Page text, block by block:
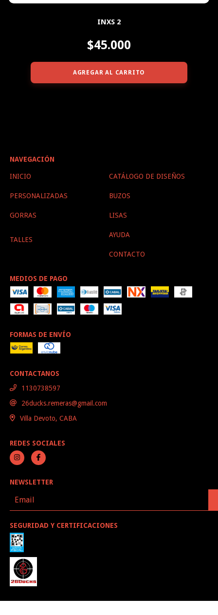
INXS 2
$45.000
AGREGAR AL CARRITO
NAVEGACIÓN
INICIO CATÁLOGO DE DISEÑOS
PERSONALIZADAS BUZOS
GORRAS LISAS
TALLES
AYUDA
CONTACTO
MEDIOS DE PAGO
FORMAS DE ENVÍO
CONTACTANOS
1130738597
26ducks.remeras@gmail.com
Villa Devoto, CABA
REDES SOCIALES
NEWSLETTER
SEGURIDAD Y CERTIFICACIONES